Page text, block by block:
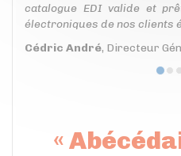
catalogue EDI valide et
électroniques de nos clients
Cédric André, Directeur
«